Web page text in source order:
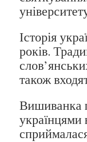
Історія
років.
також
Вишиванка
українцями